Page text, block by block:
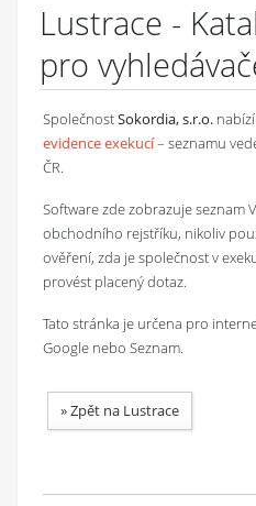
Lustrace -
pro
SpolečnostSokordia, s.r.o.
evidence exekucí– seznamu
ČR.
Software zde zobrazuje seznam
obchodního rejstříku, nikoliv
ověření, zda je společnost v
provést placený dotaz.
Tato stránka je určena pro
Google nebo Seznam.
»Zpět na Lustrace